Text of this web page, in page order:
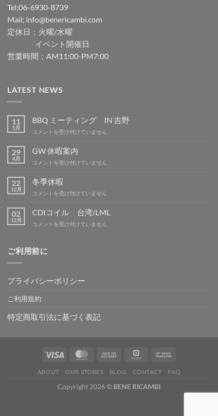
Tel;06-6930-8739
Mail; info@benericambi.com
定休日；火曜/水曜
イベント開催日
営業時間；AM11:00-PM7:00
LATEST NEWS
11
5月
BBQ ミーティング IN 吉野
BBQ
ー
テ
ィ
グ
吉
は
コメントを受け付けていません
29
4月
GW 休暇案内
GW
暇
案
内
コメントを受け付けていません
22
12月
冬季休暇
冬
休
暇
は
コメントを受け付けていません
02
12月
CDIコイル 台湾/LML
CDI
ル
台
コメントを受け付けていません
ご利用前に
プライバシーポリシー
ご利用規約
特定商取引法に基づく表記
ABOUT OUR STORES BLOG CONTACT FAQ
Copyright 2026 © BENE RICAMBI